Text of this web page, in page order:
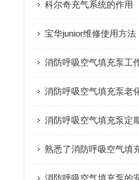
科尔奇充气系统的作用
宝华junior维修使用方法